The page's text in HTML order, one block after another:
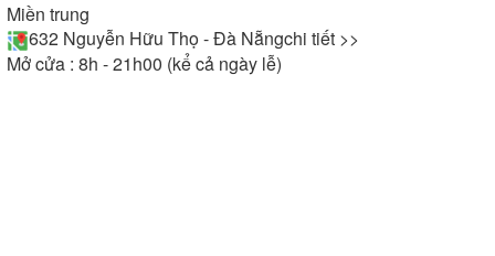
Miền trung
632 Nguyễn Hữu Thọ - Đà Nẵngchi tiết >>
Mở cửa : 8h - 21h00 (kể cả ngày lễ)